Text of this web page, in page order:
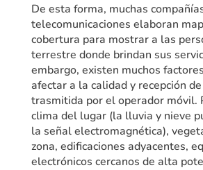
De esta forma, muchas
telecomunicaciones elaboran
cobertura para mostrar a las
terrestre donde brindan sus
embargo, existen muchos
afectar a la calidad y recepción
trasmitida por el operador móvil.
clima del lugar (la lluvia y nieve
la señal electromagnética),
zona, edificaciones adyacentes,
electrónicos cercanos de alta